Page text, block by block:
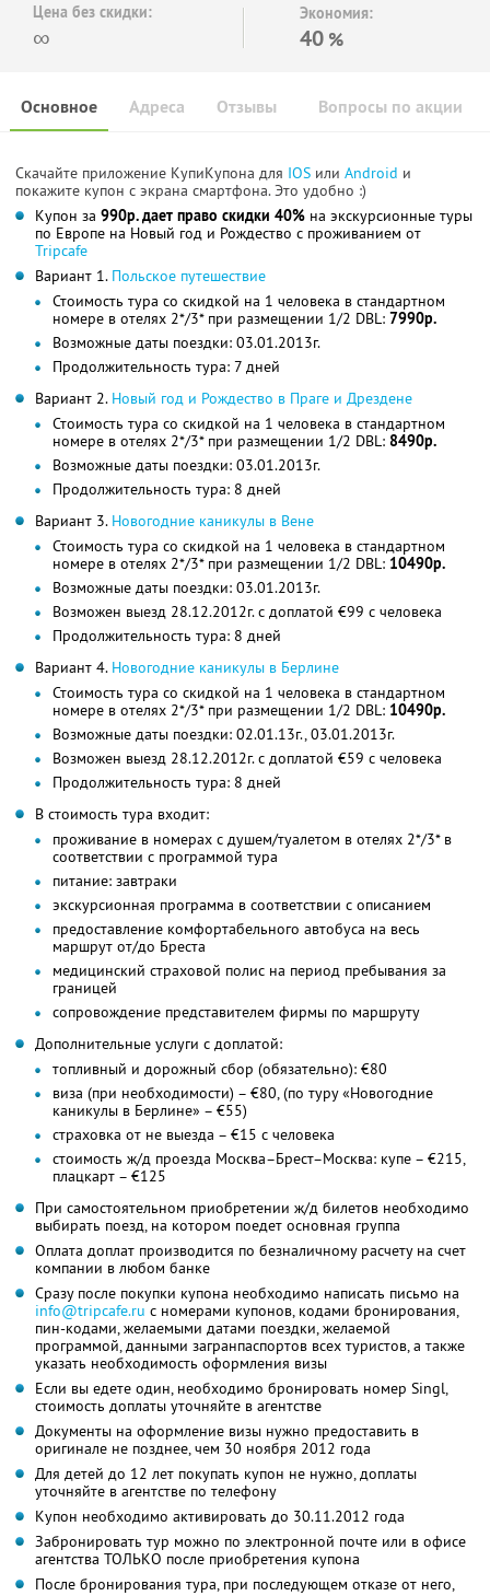
Цена без скидки:
∞
Экономия:
40 %
Основное Отзывы Вопросы по акции
Адреса
Скачайте приложение КупиКупона для IOS или Android и
покажите купон с экрана смартфона. Это удобно :)
Купон за 990р. дает право скидки 40% на экскурсионные туры
по Европе на Новый год и Рождество с проживанием от
Tripcafe
Вариант 1. Польское путешествие
Стоимость тура со скидкой на 1 человека в стандартном
номере в отелях 2*/3* при размещении 1/2 DBL: 7990р.
Возможные даты поездки: 03.01.2013г.
Продолжительность тура: 7 дней
Вариант 2. Новый год и Рождество в Праге и Дрездене
Стоимость тура со скидкой на 1 человека в стандартном
номере в отелях 2*/3* при размещении 1/2 DBL: 8490р.
Возможные даты поездки: 03.01.2013г.
Продолжительность тура: 8 дней
Вариант 3. Новогодние каникулы в Вене
Стоимость тура со скидкой на 1 человека в стандартном
номере в отелях 2*/3* при размещении 1/2 DBL: 10490р.
Возможные даты поездки: 03.01.2013г.
Возможен выезд 28.12.2012г. с доплатой €99 с человека
Продолжительность тура: 8 дней
Вариант 4. Новогодние каникулы в Берлине
Стоимость тура со скидкой на 1 человека в стандартном
номере в отелях 2*/3* при размещении 1/2 DBL: 10490р.
Возможные даты поездки: 02.01.13г., 03.01.2013г.
Возможен выезд 28.12.2012г. с доплатой €59 с человека
Продолжительность тура: 8 дней
В стоимость тура входит:
проживание в номерах с душем/туалетом в отелях 2*/3* в
соответствии с программой тура
питание: завтраки
экскурсионная программа в соответствии с описанием
предоставление комфортабельного автобуса на весь
маршрут от/до Бреста
медицинский страховой полис на период пребывания за
границей
сопровождение представителем фирмы по маршруту
Дополнительные услуги с доплатой:
топливный и дорожный сбор (обязательно): €80
виза (при необходимости) – €80, (по туру «Новогодние
каникулы в Берлине» – €55)
страховка от не выезда – €15 с человека
стоимость ж/д проезда Москва–Брест–Москва: купе – €215,
плацкарт – €125
При самостоятельном приобретении ж/д билетов необходимо
выбирать поезд, на котором поедет основная группа
Оплата доплат производится по безналичному расчету на счет
компании в любом банке
Сразу после покупки купона необходимо написать письмо на
info@tripcafe.ru с номерами купонов, кодами бронирования,
пин-кодами, желаемыми датами поездки, желаемой
программой, данными загранпаспортов всех туристов, а также
указать необходимость оформления визы
Если вы едете один, необходимо бронировать номер Singl,
стоимость доплаты уточняйте в агентстве
Документы на оформление визы нужно предоставить в
оригинале не позднее, чем 30 ноября 2012 года
Для детей до 12 лет покупать купон не нужно, доплаты
уточняйте в агентстве по телефону
Купон необходимо активировать до 30.11.2012 года
Забронировать тур можно по электронной почте или в офисе
агентства ТОЛЬКО после приобретения купона
После бронирования тура, при последующем отказе от него,